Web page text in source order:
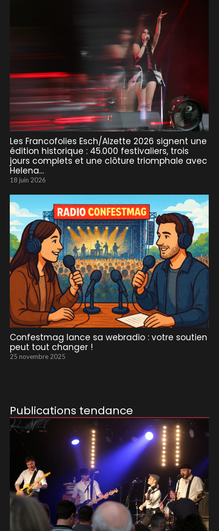
Les Francofolies Esch/Alzette 2026 signent une
édition historique : 45.000 festivaliers, trois
jours complets et une clôture triomphale avec
Helena…
18 juin 2026
Confestmag lance sa webradio : votre soutien
peut tout changer !
25 novembre 2025
Publications tendance